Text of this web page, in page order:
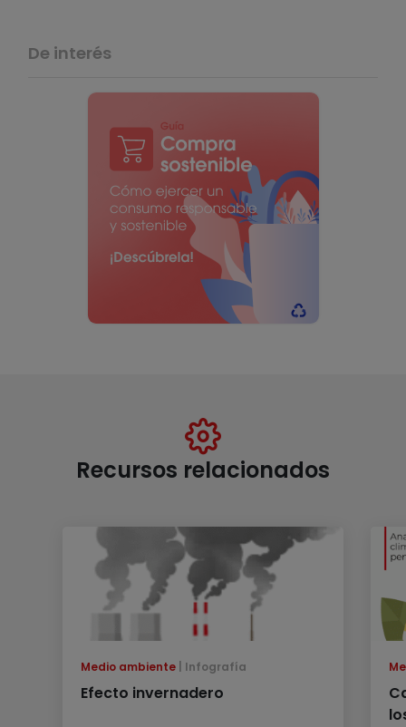
De interés
Recursos relacionados
Medio ambiente Infografía
Efecto invernadero